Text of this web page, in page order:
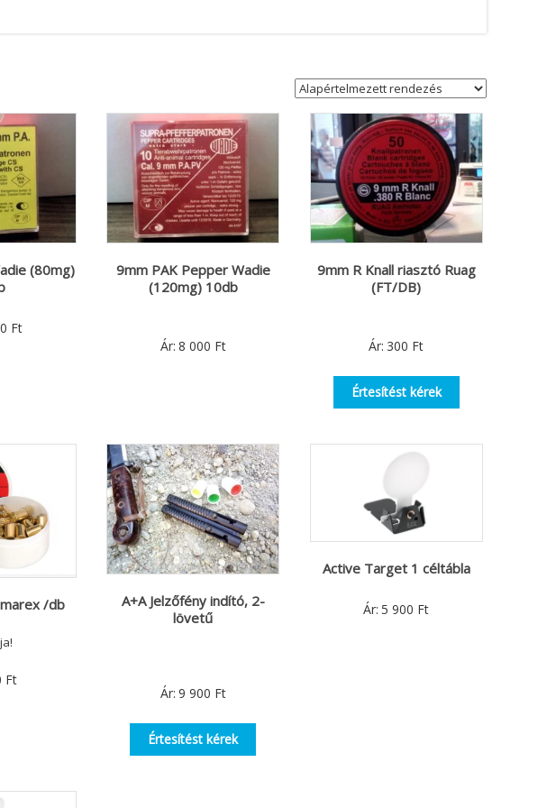
(80mg)
Ft
9mm PAK Pepper Wadie
(120mg) 10db
Ár: 8 000 Ft
9mm R Knall riasztó Ruag
(FT/DB)
Ár: 300 Ft
Értesítést kérek
/db
Ft
A+A Jelzőfény indító, 2-
lövetű
Ár: 9 900 Ft
Értesítést kérek
Active Target 1 céltábla
Ár: 5 900 Ft